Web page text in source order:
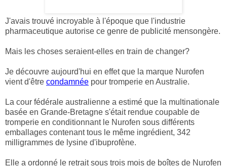
J'avais trouvé incroyable à l'époque que l'industrie
pharmaceutique autorise ce genre de publicité mensongère.
Mais les choses seraient-elles en train de changer?
Je découvre aujourd'hui en effet que la marque Nurofen
vient d'être condamnée pour tromperie en Australie.
La cour fédérale australienne a estimé que la multinationale
basée en Grande-Bretagne s'était rendue coupable de
tromperie en conditionnant le Nurofen sous différents
emballages contenant tous le même ingrédient, 342
milligrammes de lysine d'ibuprofène.
Elle a ordonné le retrait sous trois mois de boîtes de Nurofen